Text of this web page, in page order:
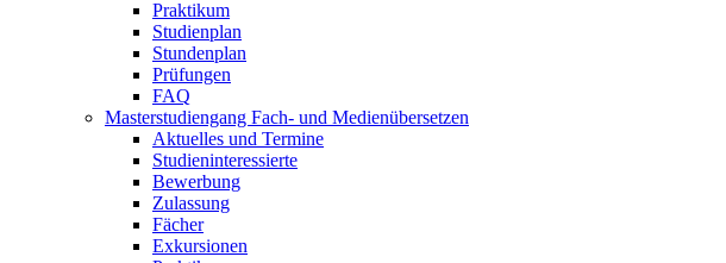
Praktikum
Studienplan
Stundenplan
Prüfungen
FAQ
Masterstudiengang Fach- und Medienübersetzen
Aktuelles und Termine
Studieninteressierte
Bewerbung
Zulassung
Fächer
Exkursionen